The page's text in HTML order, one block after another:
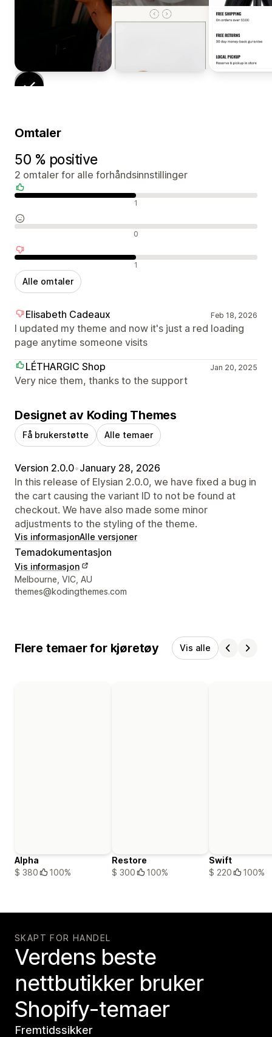
Omtaler
50 % positive
2 omtaler for alle forhåndsinnstillinger
1
0
1
Alle omtaler
Elisabeth Cadeaux Feb 18, 2026
I updated my theme and now it's just a red loading
page anytime someone visits
LÉTHARGIC Shop
Jan 20, 2025
Very nice them, thanks to the support
Designet av Koding Themes
Få brukerstøtte Alle temaer
Version 2.0.0•January 28, 2026
In this release of Elysian 2.0.0, we have fixed a bug in
the cart causing the variant ID to not be found at
checkout. We have also made some minor
adjustments to the styling of the theme.
Vis informasjonAlle versjoner
Temadokumentasjon
Vis informasjon
Designerens kontaktinfo
Melbourne, VIC, AU
themes@kodingthemes.com
Flere temaer for kjøretøy Vis alle
Alpha
$ 380
100%
Restore
$ 300
100%
Swift
$ 220
100%
SKAPT FOR HANDEL
Verdens beste
nettbutikker bruker
Shopify-temaer
Fremtidssikker